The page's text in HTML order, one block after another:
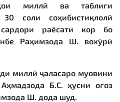
миллӣ ва таблиғи
соли соҳибистиқлолӣ
раёсати кор бо
Раҳимзода Ш. вохӯрӣ
миллӣ ҷаласаро муовини
Б.С. ҳусни оғоз
Ш. дода шуд.